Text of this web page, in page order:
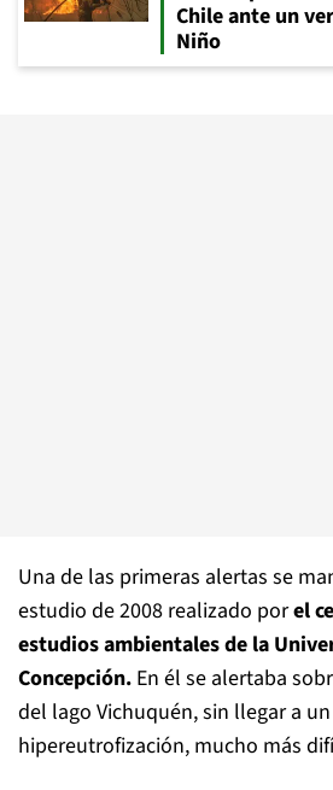
Chile ante un
Niño
Una de las primeras alertas se
estudio de 2008 realizado porel
estudios ambientales de la
Concepción. En él se alertaba
del lago Vichuquén, sin llegar a
hipereutrofización, mucho más